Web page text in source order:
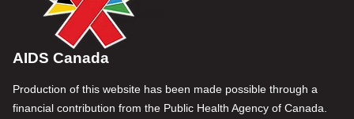
AIDS Canada
Production of this website has been made possible through a
financial contribution from the Public Health Agency of Canada.